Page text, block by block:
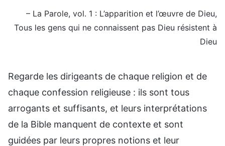
– La Parole, vol. 1 : L’apparition et l’œuvre de Dieu,
Tous les gens qui ne connaissent pas Dieu résistent à
Dieu
Regarde les dirigeants de chaque religion et de
chaque confession religieuse : ils sont tous
arrogants et suffisants, et leurs interprétations
de la Bible manquent de contexte et sont
guidées par leurs propres notions et leur